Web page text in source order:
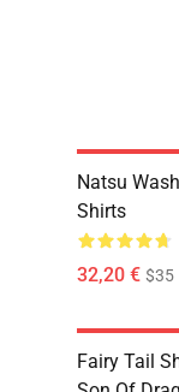
Natsu
Shirts
32,20 € $35
Fairy Tail